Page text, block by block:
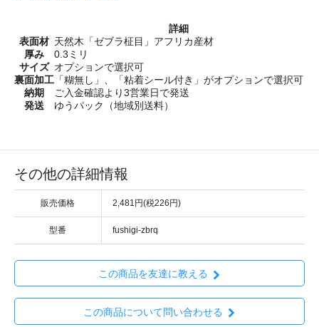
詳細
表面材 天然木「ゼブラ柾目」アフリカ産材
厚み
0.3ミリ
サイズ オプションで選択可
裏面加工 「糊無し」、「粘着シール付き」がオプションで選択可
納期
ご入金確認より3営業日で発送
発送
ゆうパック（地域別送料）
その他の詳細情報
販売価格 2,481円(税226円)
型番 fushigi-zbrq
この商品を友達に教える
この商品について問い合わせる